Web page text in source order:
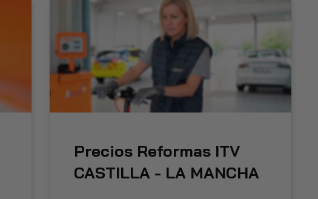
Precios Reformas ITV
CASTILLA - LA MANCHA